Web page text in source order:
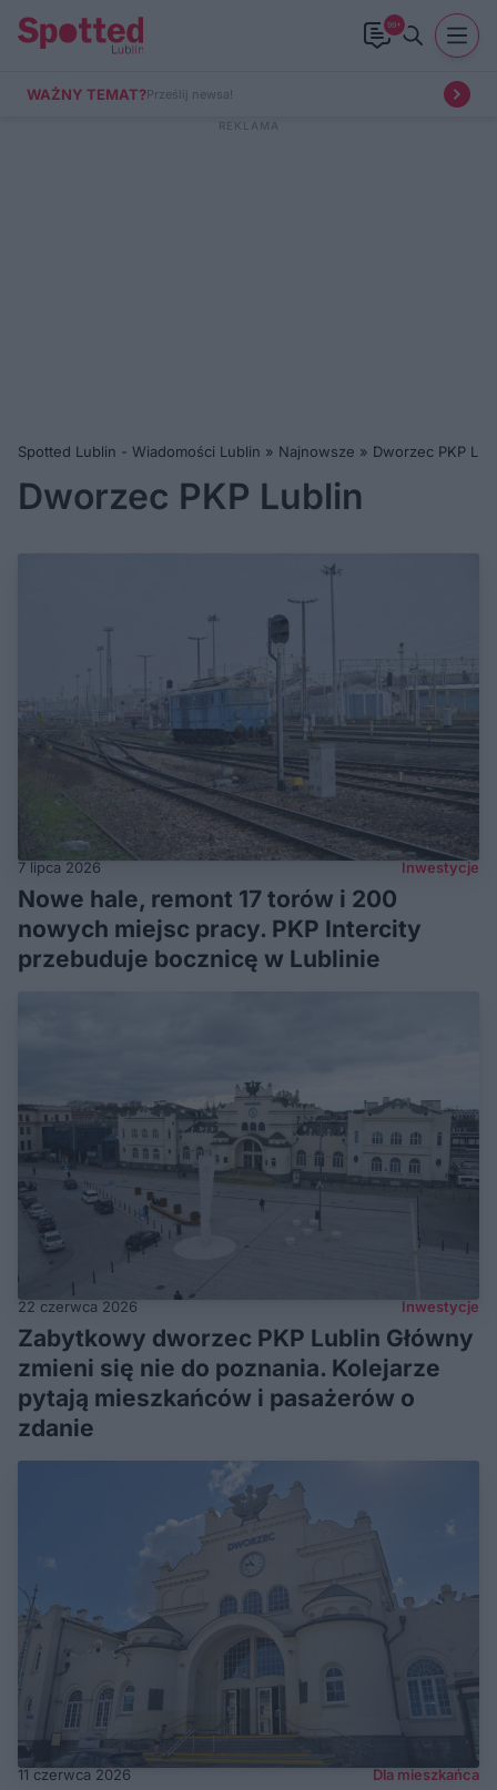
99+
WAŻNY TEMAT?Prześlij newsa!
Spotted Lublin - Wiadomości Lublin » Najnowsze » Dworzec PKP
Dworzec PKP Lublin
7 lipca 2026 Inwestycje
Nowe hale, remont 17 torów i 200
nowych miejsc pracy. PKP Intercity
przebuduje bocznicę w Lublinie
22 czerwca 2026 Inwestycje
Zabytkowy dworzec PKP Lublin Główny
zmieni się nie do poznania. Kolejarze
pytają mieszkańców i pasażerów o
zdanie
11 czerwca 2026 Dla mieszkańca